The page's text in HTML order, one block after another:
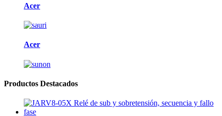
Acer
Acer
Productos Destacados